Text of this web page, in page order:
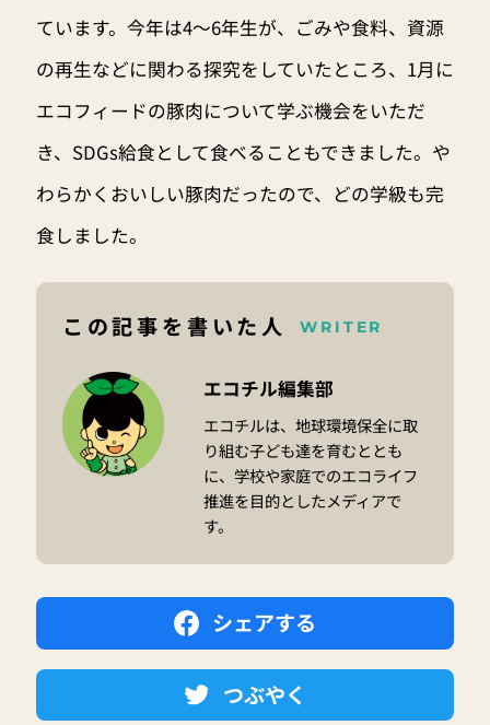
ています。今年は4〜6年生が、ごみや食料、資源
の再生などに関わる探究をしていたところ、1月に
エコフィードの豚肉について学ぶ機会をいただ
き、SDGs給食として食べることもできました。や
わらかくおいしい豚肉だったので、どの学級も完
食しました。
この記事を書いた人 WRITER
エコチル編集部
エコチルは、地球環境保全に取
り組む子ども達を育むととも
に、学校や家庭でのエコライフ
推進を目的としたメディアで
す。
シェアする
つぶやく